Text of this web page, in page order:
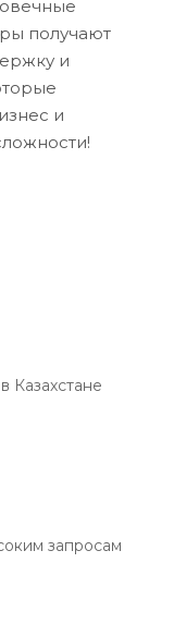
получают
и
и
Казахстане
запросам